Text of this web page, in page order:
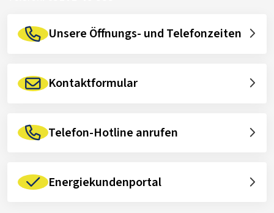
Unsere Öffnungs- und Telefonzeiten
Kontaktformular
Telefon-Hotline anrufen
Energiekundenportal